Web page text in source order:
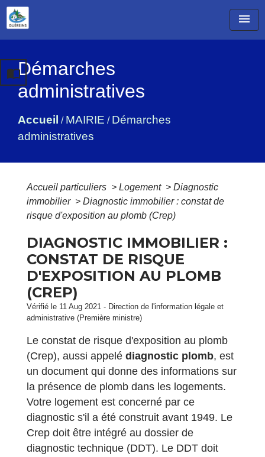
menu
Démarches
administratives
Accueil / MAIRIE / Démarches
administratives
import_contacts
Accueil particuliers > Logement > Diagnostic
immobilier > Diagnostic immobilier : constat de
risque d'exposition au plomb (Crep)
DIAGNOSTIC IMMOBILIER :
CONSTAT DE RISQUE
D'EXPOSITION AU PLOMB
(CREP)
Vérifié le 11 Aug 2021 - Direction de l'information légale et
administrative (Première ministre)
Le constat de risque d'exposition au plomb
(Crep), aussi appelé diagnostic plomb, est
un document qui donne des informations sur
la présence de plomb dans les logements.
Votre logement est concerné par ce
diagnostic s'il a été construit avant 1949. Le
Crep doit être intégré au dossier de
diagnostic technique (DDT). Le DDT doit